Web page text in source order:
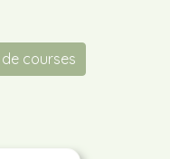
courses